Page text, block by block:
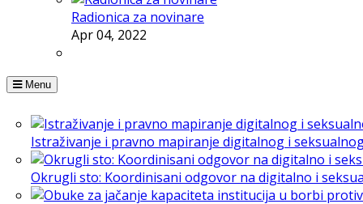
Radionica za novinare
Apr 04, 2022
Istraživanje i pravno mapiranje digitalnog i
Okrugli sto: Koordinisani odgovor na digitalno i
Menu